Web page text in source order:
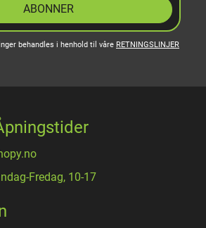
ABONNER
behandles i henhold til våre RETNINGSLINJER
Fredag, 10-17